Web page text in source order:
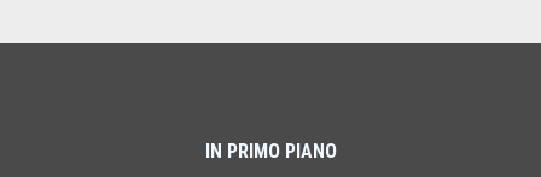
IN PRIMO PIANO